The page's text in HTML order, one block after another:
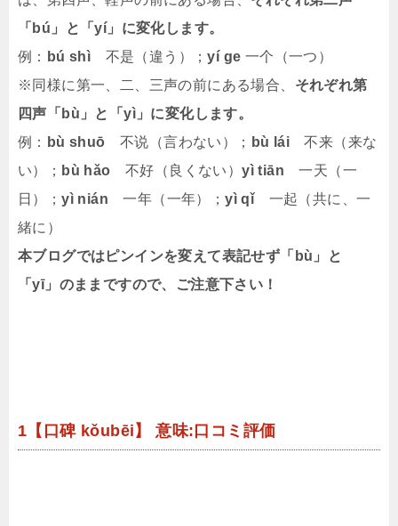
「bú」と「yí」に変化します。
例：
bú shì 不是（違う）；yí ge 一个（一つ）
※同様に第一、二、三声の前にある場合、 それぞれ第
四声「bù」と「yì」に変化します。
例：
bù shuō 不说（言わない）； bù lái 不来（来な
い）； bù hǎo 不好（良くない）yì tiān 一天（一
日）；yì nián 一年（一年）；yì qǐ一起（共に、一
緒に）
本ブログではピンインを変えて表記せず「bù」と
「yī」のままですので、ご注意下さい！
1【口碑 kǒubēi】 意味:口コミ評価